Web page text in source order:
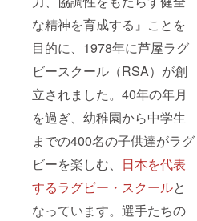
な精神を育成する』ことを
目的に、1978年に芦屋ラグ
ビースクール（RSA）が創
立されました。40年の年月
を過ぎ、幼稚園から中学生
までの400名の子供達がラグ
ビーを楽しむ、 日本を代表
するラグビー・スクールと
なっています。選手たちの